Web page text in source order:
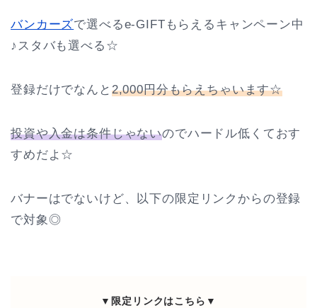
バンカーズで選べるe-GIFTもらえるキャンペーン中
♪スタバも選べる☆
登録だけでなんと 2,000円分もらえちゃいます☆
投資や入金は条件じゃないのでハードル低くておす
すめだよ☆
バナーはでないけど、以下の限定リンクからの登録
で対象◎
▼限定リンクはこちら▼